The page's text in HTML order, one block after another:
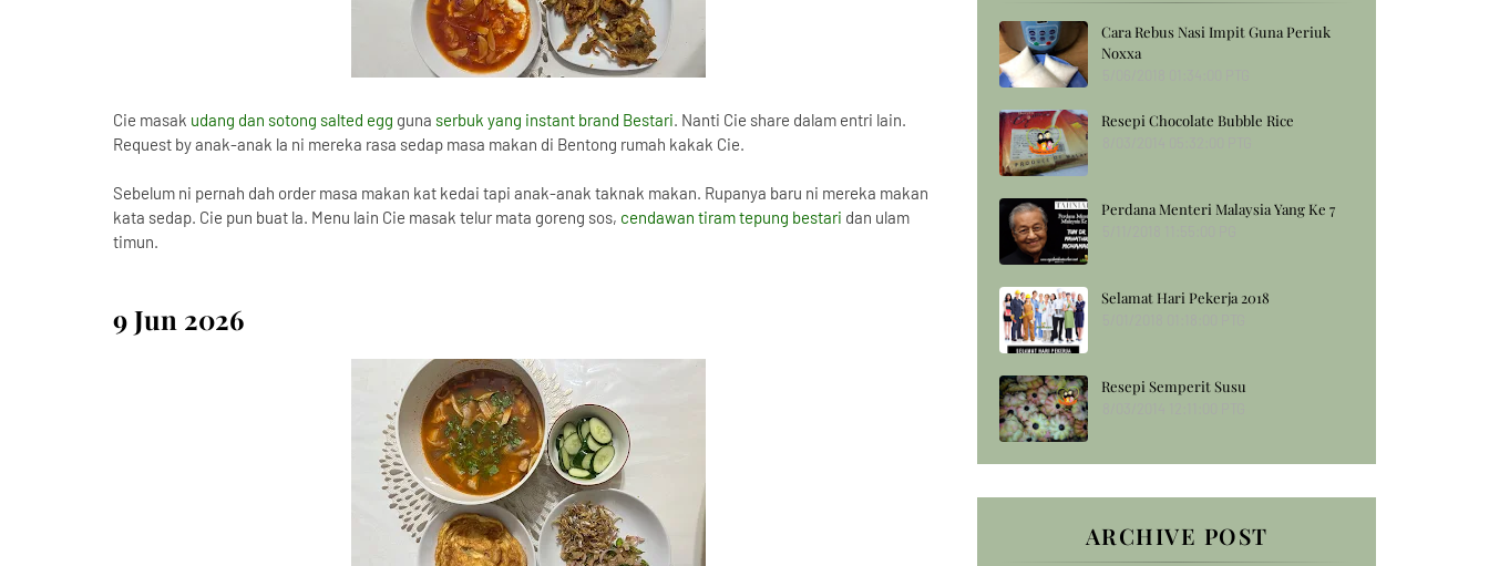
Cie masak udang dan sotong salted egg guna serbuk yang instant brand Bestari. Nanti Cie share dalam entri lain.
Request by anak-anak la ni mereka rasa sedap masa makan di Bentong rumah kakak Cie.
Sebelum ni pernah dah order masa makan kat kedai tapi anak-anak taknak makan. Rupanya baru ni mereka makan
kata sedap. Cie pun buat la. Menu lain Cie masak telur mata goreng sos, cendawan tiram tepung bestari dan ulam
timun.
9 Jun 2026
Cara Rebus Nasi Impit Guna Periuk
Noxxa
Resepi Chocolate Bubble Rice
Perdana Menteri Malaysia Yang Ke 7
Selamat Hari Pekerja 2018
Resepi Semperit Susu
ARCHIVE POST